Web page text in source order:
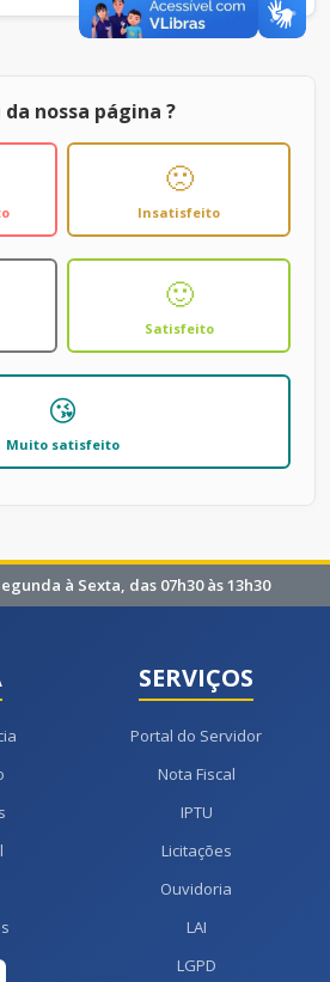
nossa página ?
🙁
Insatisfeito
🙂
Satisfeito
😘
Muito satisfeito
à Sexta, das 07h30 às 13h30
SERVIÇOS
Portal do Servidor
Nota Fiscal
IPTU
Licitações
Ouvidoria
LAI
LGPD